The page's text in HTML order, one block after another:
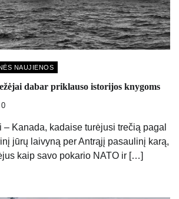
NAUJIENOS
dabar priklauso istorijos knygoms
0
Kanada, kadaise turėjusi trečią pagal
jūrų laivyną per Antrąjį pasaulinį karą,
kaip savo pokario NATO ir […]